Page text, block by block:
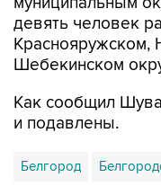
девять человек
Краснояружском,
Шебекинском
Как сообщил
и подавлены.
Белгород